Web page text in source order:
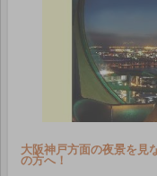
大阪神戸方面の夜景を見
の方へ！